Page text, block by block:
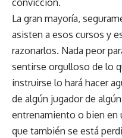
La gran mayoría,
asisten a esos cursos y
razonarlos. Nada peor
sentirse orgulloso de lo
instruirse lo hará hacer
de algún jugador de
entrenamiento o bien en
que también se está